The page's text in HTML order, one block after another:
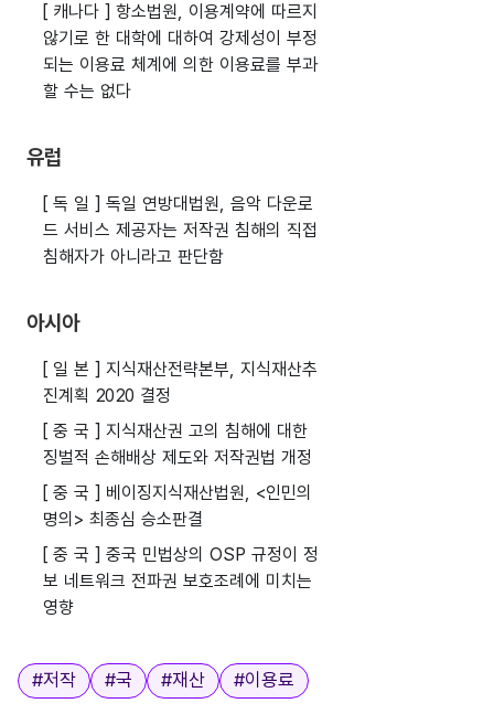
[ 캐나다 ] 항소법원, 이용계약에 따르지
않기로 한 대학에 대하여 강제성이 부정
되는 이용료 체계에 의한 이용료를 부과
할 수는 없다
유럽
[ 독 일 ] 독일 연방대법원, 음악 다운로
드 서비스 제공자는 저작권 침해의 직접
침해자가 아니라고 판단함
아시아
[ 일 본 ] 지식재산전략본부, 지식재산추
진계획 2020 결정
[ 중 국 ] 지식재산권 고의 침해에 대한
징벌적 손해배상 제도와 저작권법 개정
[ 중 국 ] 베이징지식재산법원, <인민의
명의> 최종심 승소판결
[ 중 국 ] 중국 민법상의 OSP 규정이 정
보 네트워크 전파권 보호조례에 미치는
영향
태그
#저작 #국 #재산 #이용료